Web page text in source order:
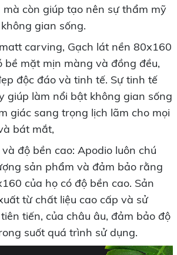
còn giúp tạo nên sự thẩm mỹ
gian sống.
carving, Gạch lát nền 80x160
bề mặt mịn màng và đồng đều,
độc đáo và tinh tế. Sự tinh tế
giúp làm nổi bật không gian sống
giác sang trọng lịch lãm cho mọi
bát mắt,
độ bền cao: Apodio luôn chú
sản phẩm và đảm bảo rằng
của họ có độ bền cao. Sản
từ chất liệu cao cấp và sử
tiến, của châu âu, đảm bảo độ
suốt quá trình sử dụng.